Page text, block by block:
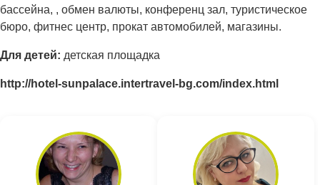
бассейна, , обмен валюты, конференц зал, туристическое
бюро, фитнес центр, прокат автомобилей, магазины.
Для детей: детская площадка
http://hotel-sunpalace.intertravel-bg.com/index.html